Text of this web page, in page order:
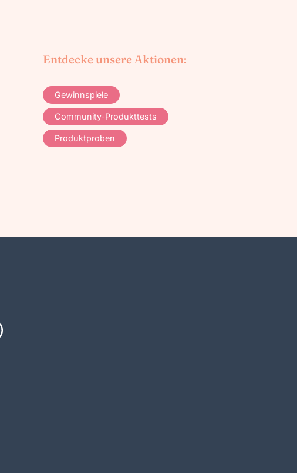
Entdecke unsere Aktionen:
Gewinnspiele
Community-Produkttests
Produktproben